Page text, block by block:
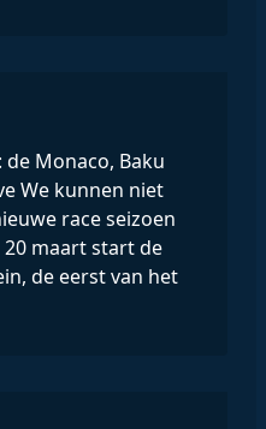
Monaco, Baku
We kunnen niet
race seizoen
maart start de
de eerst van het